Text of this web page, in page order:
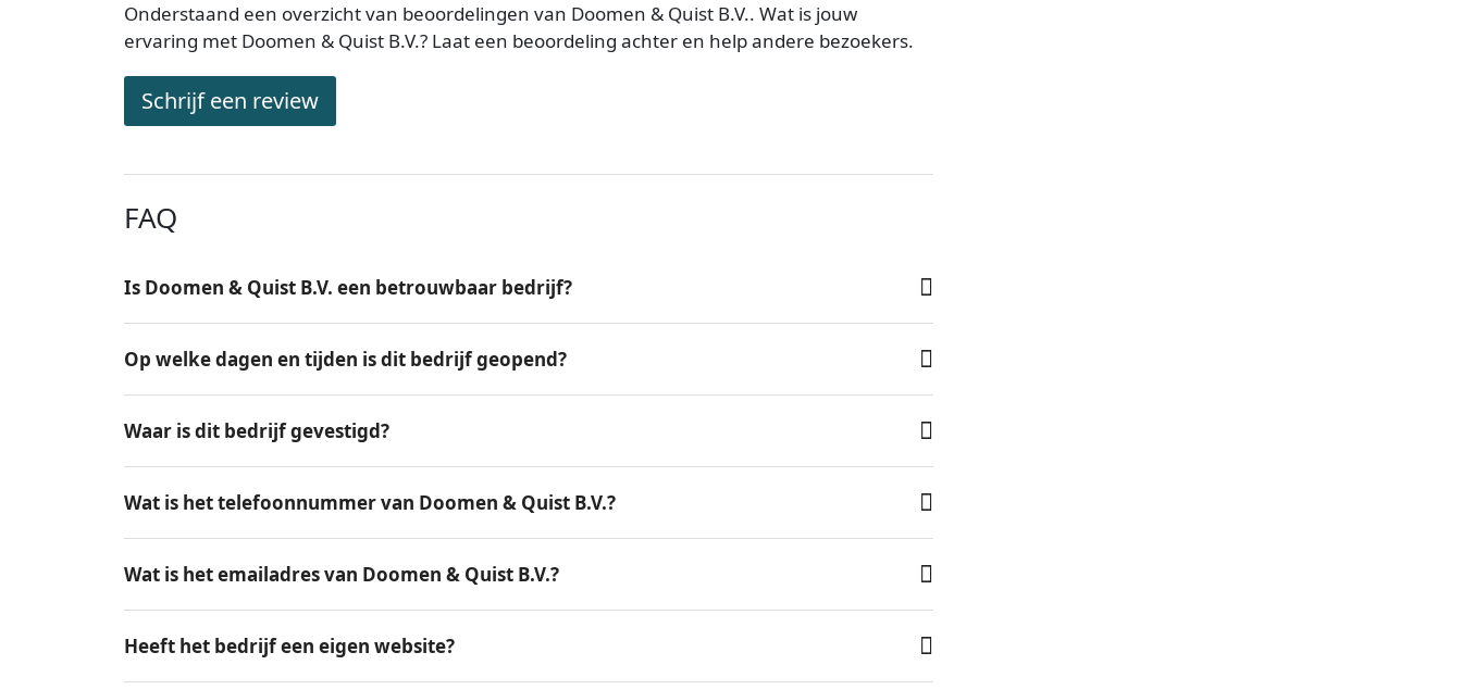
Onderstaand een overzicht van beoordelingen van Doomen & Quist B.V.. Wat is jouw
ervaring met Doomen & Quist B.V.? Laat een beoordeling achter en help andere bezoekers.
Schrijf een review
FAQ
Is Doomen & Quist B.V. een betrouwbaar bedrijf?
Op welke dagen en tijden is dit bedrijf geopend?
Waar is dit bedrijf gevestigd?
Wat is het telefoonnummer van Doomen & Quist B.V.?
Wat is het emailadres van Doomen & Quist B.V.?
Heeft het bedrijf een eigen website?